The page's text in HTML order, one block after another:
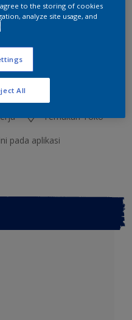
20 L
cat
Hitung
Temukan Toko
pada aplikasi
agree to the storing of cookies
analyze site usage, and
All